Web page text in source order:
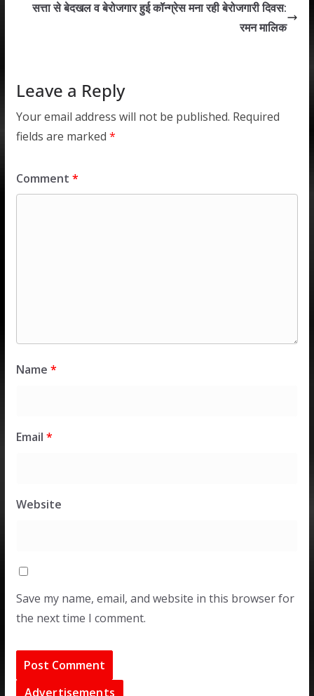
सत्ता से बेदखल व बेरोजगार हुई कॉन्ग्रेस मना रही बेरोजगारी दिवस:
रमन मालिक
Leave a Reply
Your email address will not be published. Required
fields are marked *
Comment *
Name *
Email *
Website
Save my name, email, and website in this browser for
the next time I comment.
Advertisements